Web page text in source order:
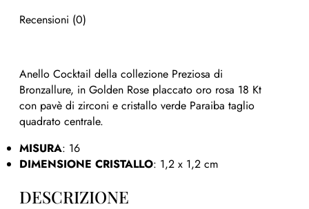
Recensioni (0)
Anello Cocktail della collezione Preziosa di
Bronzallure, in Golden Rose placcato oro rosa 18 Kt
con pavè di zirconi e cristallo verde Paraiba taglio
quadrato centrale.
MISURA: 16
DIMENSIONE CRISTALLO: 1,2 x 1,2 cm
DESCRIZIONE